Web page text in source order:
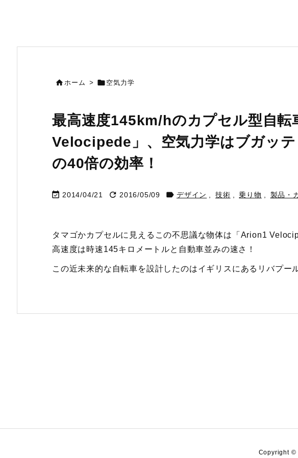
ホーム >  空気力学
最高速度145km/hのカプセル型自
Velocipede」、空気力学はブガッ
の40倍の効率！
 2014/04/21  2016/05/09  デザイン 技術 乗り物 製品・
タマゴかカプセルに見えるこの不思議な物体は「Arion1
高速度は時速145キロメートルと自動車並みの速さ！
この近未来的な自転車を設計したのはイギリスにあるリバプー
Copyright ©